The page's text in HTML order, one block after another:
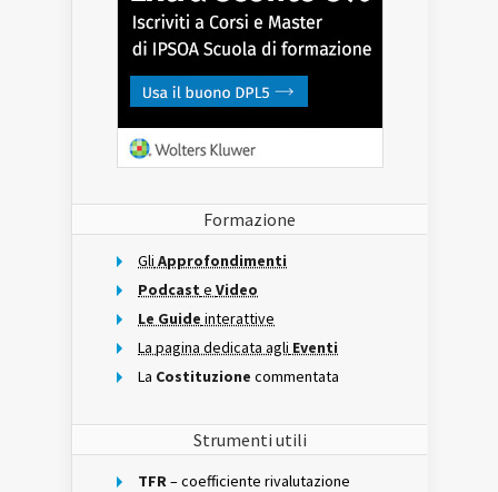
Formazione
Gli Approfondimenti
Podcast e Video
Le Guide interattive
La pagina dedicata agli Eventi
La Costituzione commentata
Strumenti utili
TFR– coefficiente rivalutazione